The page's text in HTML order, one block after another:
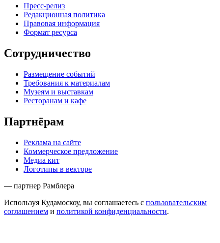
Пресс-релиз
Редакционная политика
Правовая информация
Формат ресурса
Сотрудничество
Размещение событий
Требования к материалам
Музеям и выставкам
Ресторанам и кафе
Партнёрам
Реклама на сайте
Коммерческое предложение
Медиа кит
Логотипы в векторе
— партнер Рамблера
Используя Кудамоскоу, вы соглашаетесь с пользовательским
соглашением и политикой конфиденциальности.